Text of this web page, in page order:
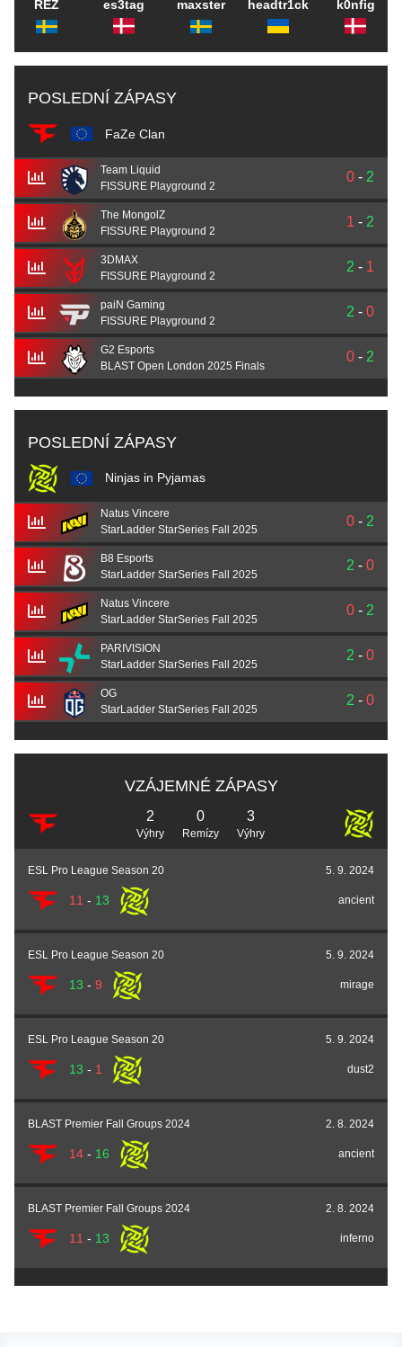
REZ es3tag maxster headtr1ck k0nfig
POSLEDNÍ ZÁPASY
FaZe Clan
Team Liquid
FISSURE Playground 2
0 - 2
The MongolZ
FISSURE Playground 2
1 - 2
3DMAX
FISSURE Playground 2
2 - 1
paiN Gaming
FISSURE Playground 2
2 - 0
G2 Esports
BLAST Open London 2025 Finals
0 - 2
POSLEDNÍ ZÁPASY
Ninjas in Pyjamas
Natus Vincere
StarLadder StarSeries Fall 2025
0 - 2
B8 Esports
StarLadder StarSeries Fall 2025
2 - 0
Natus Vincere
StarLadder StarSeries Fall 2025
0 - 2
PARIVISION
StarLadder StarSeries Fall 2025
2 - 0
OG
StarLadder StarSeries Fall 2025
2 - 0
VZÁJEMNÉ ZÁPASY
2
Výhry
0
Remízy
3
Výhry
ESL Pro League Season 20 5. 9. 2024
11 - 13 ancient
ESL Pro League Season 20 5. 9. 2024
13 - 9 mirage
ESL Pro League Season 20 5. 9. 2024
13 - 1 dust2
BLAST Premier Fall Groups 2024 2. 8. 2024
14- 16 ancient
BLAST Premier Fall Groups 2024 2. 8. 2024
11 - 13 inferno